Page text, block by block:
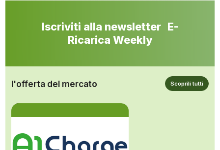
Iscriviti alla newsletter E-
Ricarica Weekly
l'offerta del mercato Scoprili tutti